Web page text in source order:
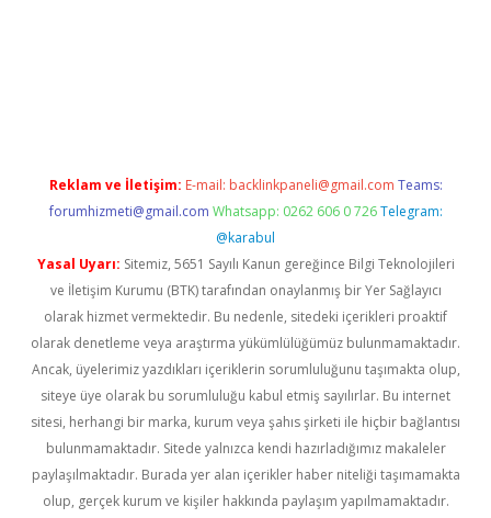
Reklam ve İletişim: E-mail: backlinkpaneli@gmail.com Teams:
forumhizmeti@gmail.com Whatsapp: 0262 606 0 726 Telegram:
@karabul
Yasal Uyarı: Sitemiz, 5651 Sayılı Kanun gereğince Bilgi Teknolojileri
ve İletişim Kurumu (BTK) tarafından onaylanmış bir Yer Sağlayıcı
olarak hizmet vermektedir. Bu nedenle, sitedeki içerikleri proaktif
olarak denetleme veya araştırma yükümlülüğümüz bulunmamaktadır.
Ancak, üyelerimiz yazdıkları içeriklerin sorumluluğunu taşımakta olup,
siteye üye olarak bu sorumluluğu kabul etmiş sayılırlar. Bu internet
sitesi, herhangi bir marka, kurum veya şahıs şirketi ile hiçbir bağlantısı
bulunmamaktadır. Sitede yalnızca kendi hazırladığımız makaleler
paylaşılmaktadır. Burada yer alan içerikler haber niteliği taşımamakta
olup, gerçek kurum ve kişiler hakkında paylaşım yapılmamaktadır.